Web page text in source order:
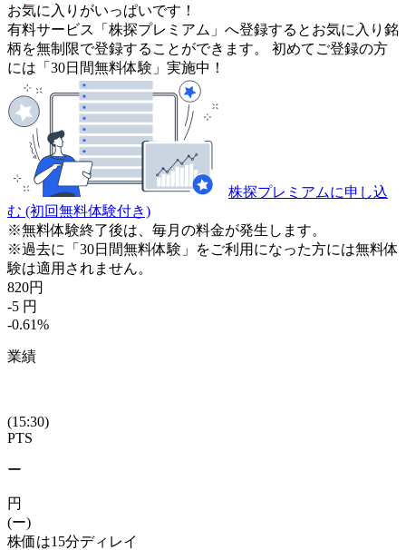
お気に入りがいっぱいです！
有料サービス「株探プレミアム」へ登録するとお気に入り銘
柄を無制限で登録することができます。 初めてご登録の方
には「30日間無料体験」実施中！
株探プレミアムに申し込
む (初回無料体験付き)
※無料体験終了後は、毎月の料金が発生します。
※過去に「30日間無料体験」をご利用になった方には無料体
験は適用されません。
820円
-5 円
-0.61%
業績
(15:30)
PTS
ー
円
(ー)
株価は15分ディレイ